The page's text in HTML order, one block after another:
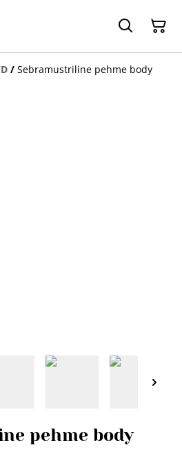
/ Sebramustriline pehme body
pehme body